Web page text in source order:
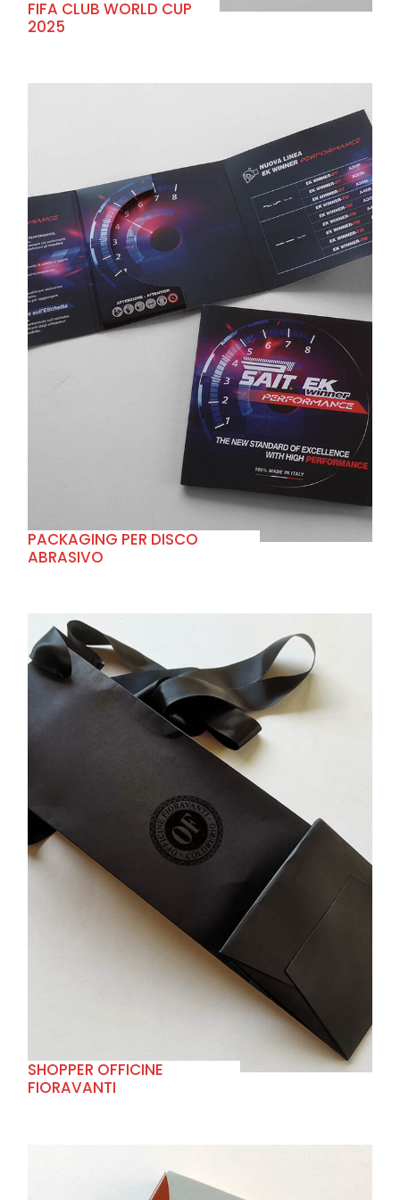
FIFA CLUB WORLD CUP
2025
+
PACKAGING PER DISCO
ABRASIVO
SHOPPER OFFICINE
FIORAVANTI